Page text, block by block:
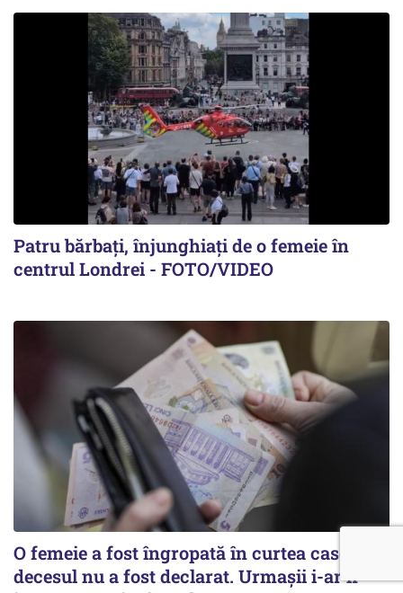
Patru bărbați, înjunghiați de o femeie în
centrul Londrei - FOTO/VIDEO
O femeie a fost îngropată în curtea casei, iar
decesul nu a fost declarat. Urmașii i-ar fi